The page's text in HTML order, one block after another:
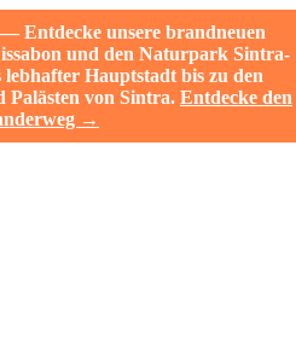
Entdecke unsere brandneuen
und den Naturpark Sintra-
lebhafter Hauptstadt bis zu den
Palästen von Sintra. Entdecke den
→